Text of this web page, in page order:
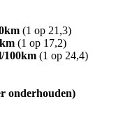
(1 op 21,3)
(1 op 17,2)
100km (1 op 24,4)
onderhouden)